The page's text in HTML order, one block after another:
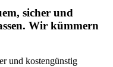
sicher und
Wir kümmern
und kostengünstig